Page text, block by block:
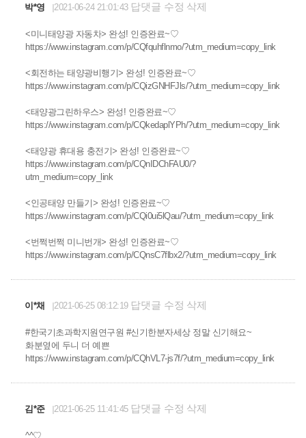
박*영 2021-06-24 21:01:43 답댓글 수정 삭제
<미니태양광 자동차> 완성! 인증완료~♡
https://www.instagram.com/p/CQfquhflnmo/?utm_medium=copy_link
<회전하는 태양광비행기> 완성! 인증완료~♡
https://www.instagram.com/p/CQizGNHFJls/?utm_medium=copy_link
<태양광그린하우스> 완성! 인증완료~♡
https://www.instagram.com/p/CQkedaplYPh/?utm_medium=copy_link
<태양광 휴대용 충전기> 완성! 인증완료~♡
https://www.instagram.com/p/CQnIDChFAU0/?
utm_medium=copy_link
<인공태양 만들기> 완성! 인증완료~♡
https://www.instagram.com/p/CQi0ui5lQau/?utm_medium=copy_link
<번쩍번쩍 미니번개> 완성! 인증완료~♡
https://www.instagram.com/p/CQnsC7flbx2/?utm_medium=copy_link
이*채 2021-06-25 08:12:19 답댓글 수정 삭제
#한국기초과학지원연구원 #신기한분자세상 정말 신기해요~
화분옆에 두니 더 예쁜
https://www.instagram.com/p/CQhVL7-js7f/?utm_medium=copy_link
김*준 2021-06-25 11:41:45 답댓글 수정 삭제
^^♡